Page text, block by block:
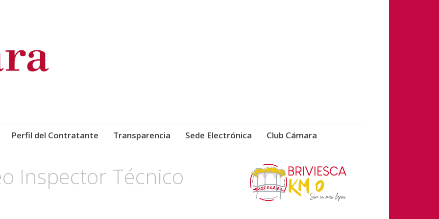
Comercio, Industria y Servicios de Briviesca
Perfil del Contratante Transparencia Sede Electrónica Club Cámara
Inspector Técnico